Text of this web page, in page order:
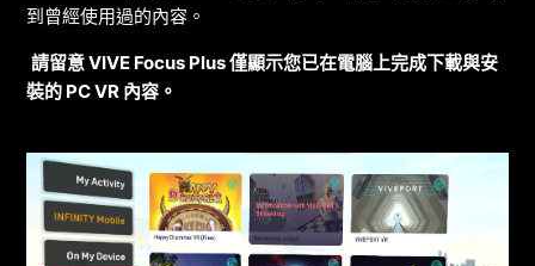
到曾經使用過的內容。
請留意VIVE Focus Plus僅顯示您已在電腦上完成下載與安
裝的 PC VR 內容。